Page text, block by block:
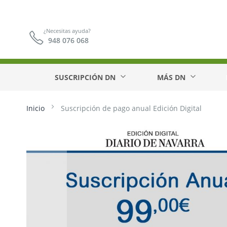
¿Necesitas ayuda?
948 076 068
SUSCRIPCIÓN DN MÁS DN
Inicio Suscripción de pago anual Edición Digital
final